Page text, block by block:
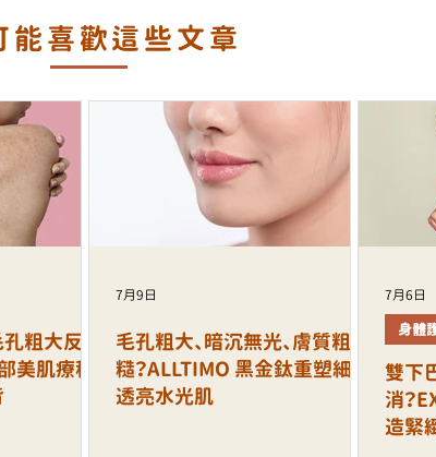
三重科技背部美肌療程打造細
瑕美背
能喜歡這些文章
粗大反覆
美肌療程
毛孔粗大、暗沉無光、膚質粗
糙？ALLTIMO 黑金鈦重塑細緻
透亮水光肌
7月9日
雙下
消？
造緊
身體
7月6日